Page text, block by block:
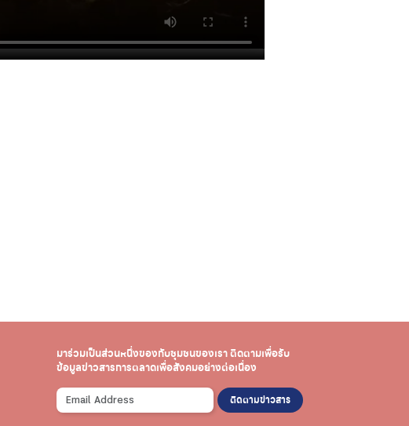
มาร่วมเป็นส่วนหนึ่งของกับชุมชนของเราติดตามเพื่อรับ
ข้อมูลข่าวสารการตลาดเพื่อสังคมอย่างต่อเนื่อง
ติดตามข่าวสาร